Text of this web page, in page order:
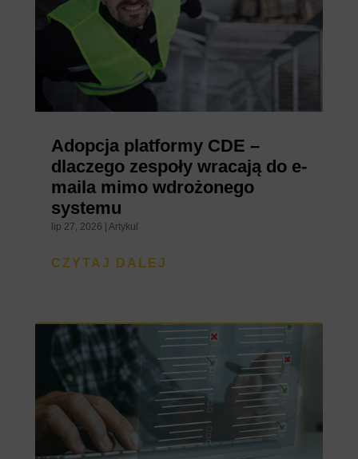
Adopcja platformy CDE –
dlaczego zespoły wracają do e-
maila mimo wdrożonego
systemu
lip 27, 2026 | Artykul
CZYTAJ DALEJ